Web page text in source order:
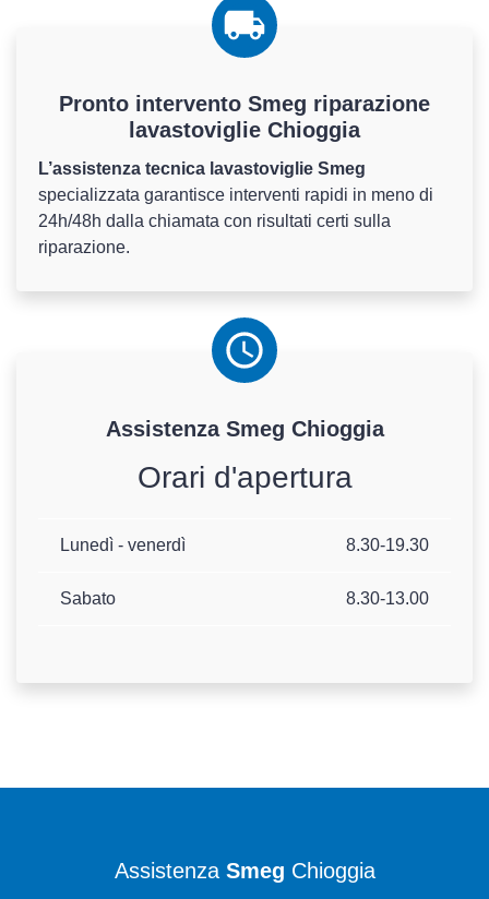
Pronto intervento Smeg riparazione
lavastoviglie Chioggia
L’assistenza tecnica lavastoviglie Smeg
specializzata garantisce interventi rapidi in meno di
24h/48h dalla chiamata con risultati certi sulla
riparazione.
Assistenza Smeg Chioggia
Orari d'apertura
Lunedì - venerdì 8.30-19.30
Sabato 8.30-13.00
Assistenza Smeg Chioggia